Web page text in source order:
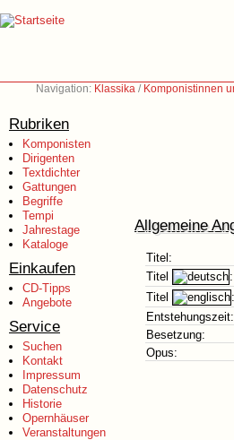
Navigation: Klassika / Komponistinnen
Rubriken
Komponisten
Dirigenten
Textdichter
Gattungen
Begriffe
Tempi
Jahrestage
Kataloge
Einkaufen
CD-Tipps
Angebote
Service
Suchen
Kontakt
Impressum
Datenschutz
Historie
Opernhäuser
Veranstaltungen
Allgemeine
Titel:
Titel
:
Titel
:
Entstehungszeit:
Besetzung:
Opus: